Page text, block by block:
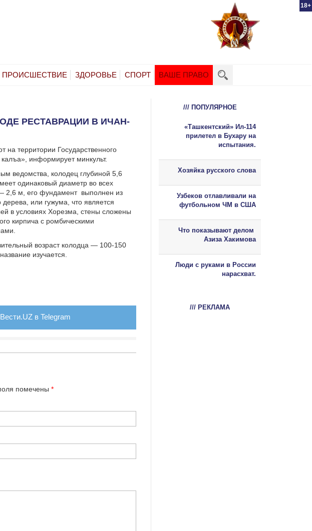
18+
ПРОИСШЕСТВИЕ ЗДОРОВЬЕ СПОРТ ВАШЕ ПРАВО
РЕСТАВРАЦИИ В ИЧАН-
территории Государственного
информирует минкульт.
ведомства, колодец глубиной 5,6
одинаковый диаметр во всех
2,6 м, его фундамент выполнен из
дерева, или гужума, что является
в условиях Хорезма, стены сложены
кирпича с ромбическими
возраст колодца — 100-150
изучается.
в Telegram
помечены *
/// ПОПУЛЯРНОЕ
«Ташкентский» Ил-114
прилетел в Бухару на
испытания.
Хозяйка русского слова
Узбеков отлавливали на
футбольном ЧМ в США
Что показывают делом
Азиза Хакимова
Люди с руками в России
нарасхват.
/// РЕКЛАМА